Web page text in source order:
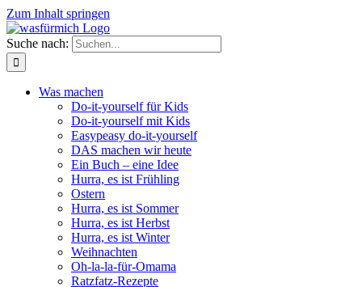
Zum Inhalt springen
Suche nach:
Was machen
Do-it-yourself für Kids
Do-it-yourself mit Kids
Easypeasy do-it-yourself
DAS machen wir heute
Ein Buch – eine Idee
Hurra, es ist Frühling
Ostern
Hurra, es ist Sommer
Hurra, es ist Herbst
Hurra, es ist Winter
Weihnachten
Oh-la-la-für-Omama
Ratzfatz-Rezepte